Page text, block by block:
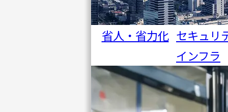
省人・省力化 セキュリ
インフラ
ソリュ
ーショ
ン一覧
事例・
コラム